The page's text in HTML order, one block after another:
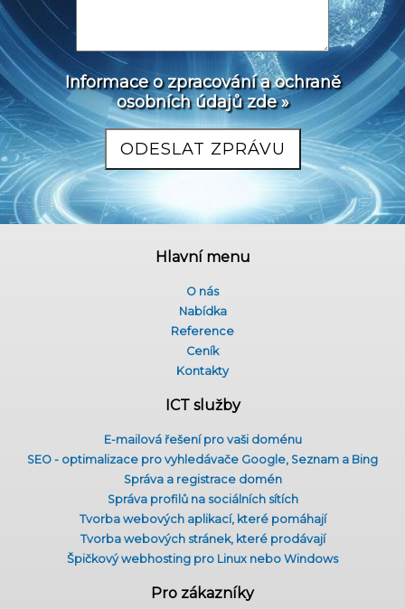
Informace o zpracování a ochraně
osobních údajů zde »
Hlavní menu
O nás
Nabídka
Reference
Ceník
Kontakty
ICT služby
E-mailová řešení pro vaši doménu
SEO - optimalizace pro vyhledávače Google, Seznam a Bing
Správa a registrace domén
Správa profilů na sociálních sítích
Tvorba webových aplikací, které pomáhají
Tvorba webových stránek, které prodávají
Špičkový webhosting pro Linux nebo Windows
Pro zákazníky